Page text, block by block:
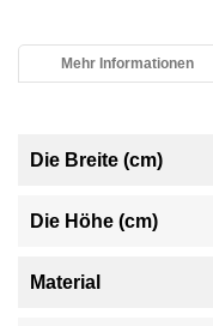
Mehr Informationen
Die Breite (cm)
Die Höhe (cm)
Material